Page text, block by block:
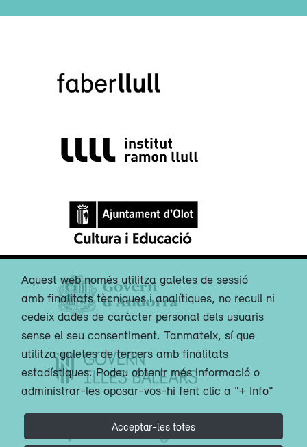
Aquest web només utilitza galetes de sessió
amb finalitats tècniques i analítiques, no recull ni
cedeix dades de caràcter personal dels usuaris
sense el seu consentiment. Tanmateix, sí que
utilitza galetes de tercers amb finalitats
estadístiques. Podeu obtenir més informació o
administrar-les oposar-vos-hi fent clic a "+ Info"
Acceptar-les totes